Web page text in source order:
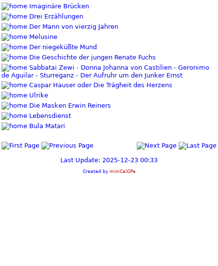
Imaginäre Brücken
Drei Erzählungen
Der Mann von vierzig Jahren
Melusine
Der niegeküßte Mund
Die Geschichte der jungen Renate Fuchs
Sabbatai Zewi - Donna Johanna von Castilien - Geronimo
de Aguilar - Sturreganz - Der Aufruhr um den Junker Ernst
Caspar Hauser oder Die Trägheit des Herzens
Ulrike
Die Masken Erwin Reiners
Lebensdienst
Bula Matari
Last Update: 2025-12-23 00:33
Created by miniCalOPe